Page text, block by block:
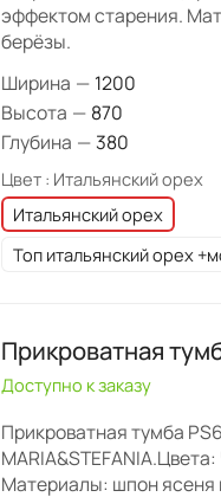
эффектом старения.
берёзы.
Ширина — 1200
Высота — 870
Глубина — 380
Цвет : Итальянский орех
Итальянский орех
Топ итальянский орех
Прикроватная
Доступно к заказу
Прикроватная тумба
Материалы: шпон ясеня